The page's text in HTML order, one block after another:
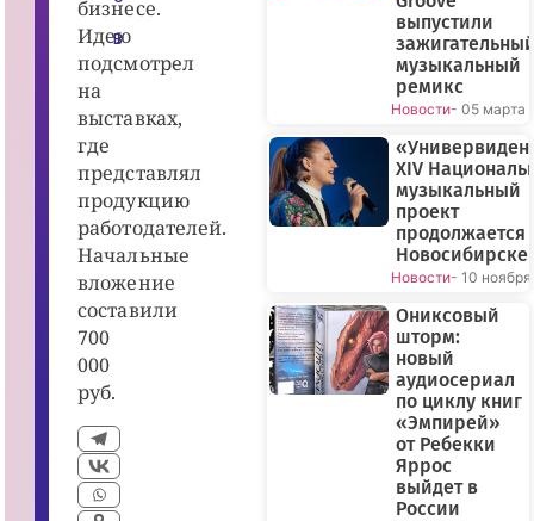
бизнесе.
Идею
подсмотрел
на
выставках,
где
представлял
продукцию
работодателей.
Начальные
вложение
составили
700
000
руб.
В
выпустили
музыкальный
ремикс
Новости- 05 марта
XIV
музыкальный
проект
продолжается
Новосибирске
Новости- 10 ноября
Ониксовый
шторм:
новый
аудиосериал
по циклу книг
«Эмпирей»
от Ребекки
Яррос
выйдет в
России